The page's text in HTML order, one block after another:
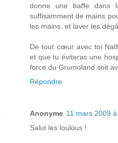
donne une baffe dans
suffisamment de mains
les mains, et laver les
De tout cœur avec toi
et que tu éviteras une
force du Grumoland soit
Répondre
Anonyme 11 mars 2009
Salut les loulous !